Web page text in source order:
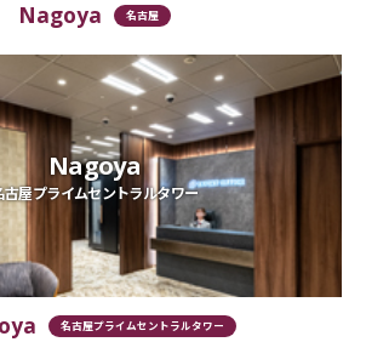
Nagoya 名古屋
Nagoya
古屋プライムセントラルタワー
名古屋プライムセントラルタワー